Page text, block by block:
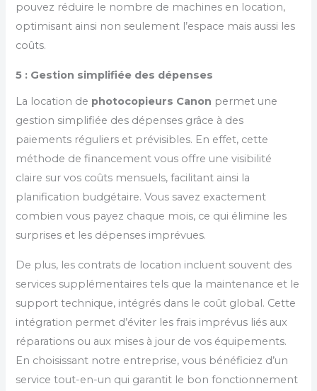
pouvez réduire le nombre de machines en location,
optimisant ainsi non seulement l’espace mais aussi les
coûts.
5 : Gestion simplifiée des dépenses
La location de photocopieurs Canon permet une
gestion simplifiée des dépenses grâce à des
paiements réguliers et prévisibles. En effet, cette
méthode de financement vous offre une visibilité
claire sur vos coûts mensuels, facilitant ainsi la
planification budgétaire. Vous savez exactement
combien vous payez chaque mois, ce qui élimine les
surprises et les dépenses imprévues.
De plus, les contrats de location incluent souvent des
services supplémentaires tels que la maintenance et le
support technique, intégrés dans le coût global. Cette
intégration permet d’éviter les frais imprévus liés aux
réparations ou aux mises à jour de vos équipements.
En choisissant notre entreprise, vous bénéficiez d’un
service tout-en-un qui garantit le bon fonctionnement